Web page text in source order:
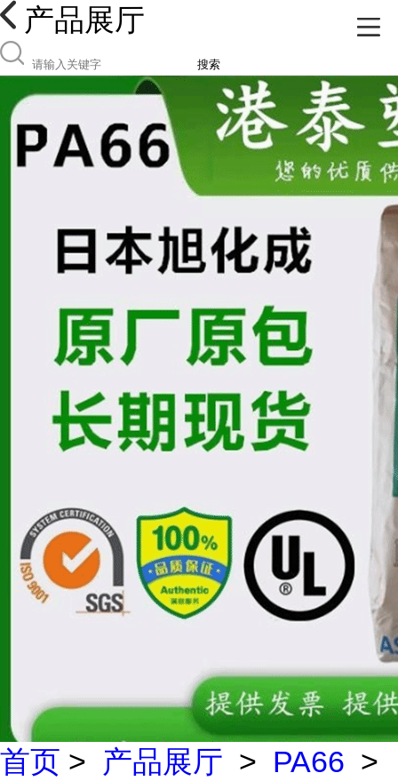
产品展厅
搜索
首页 > 产品展厅 > PA66 >